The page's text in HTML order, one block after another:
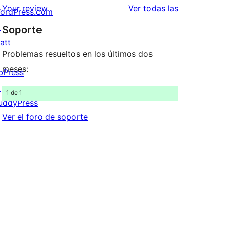
estrellas
de
estrellas
Your review Ver todas lasvaloraciones
Soporte
Problemas resueltos en los últimos dos
meses:
1 de 1
Ver el foro de soporte